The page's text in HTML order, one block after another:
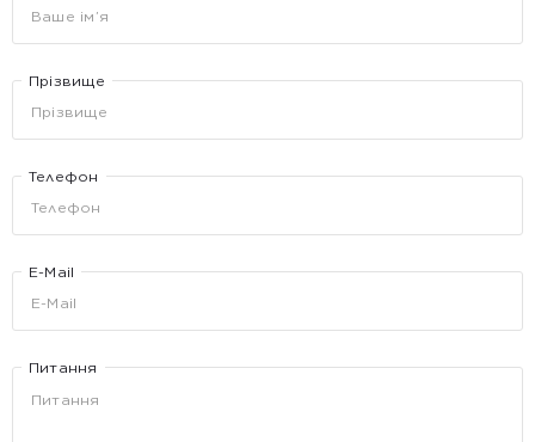
Прізвище
Телефон
E-Mail
Питання